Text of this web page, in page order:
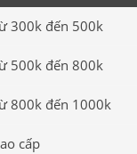
300k đến 500k
500k đến 800k
800k đến 1000k
cấp